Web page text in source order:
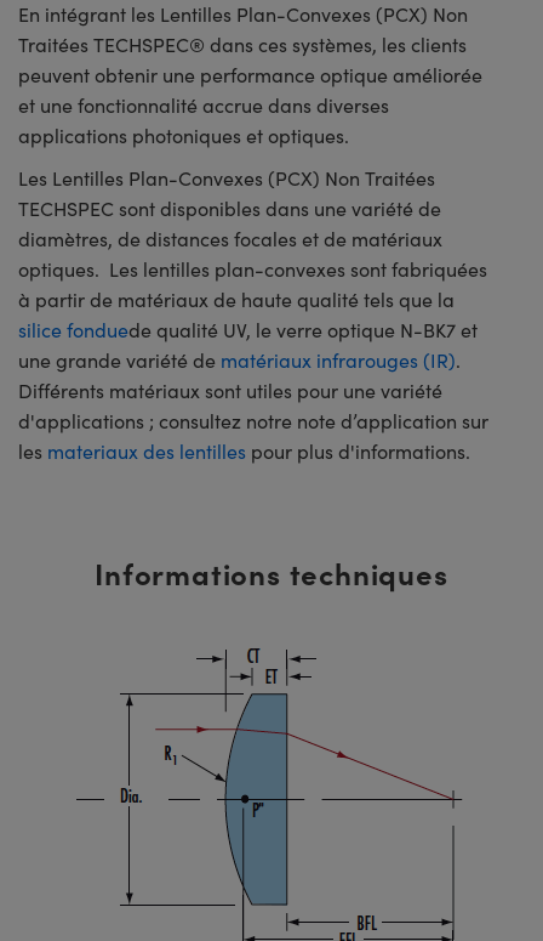
En intégrant les Lentilles Plan-Convexes (PCX) Non
Traitées TECHSPEC® dans ces systèmes, les clients
peuvent obtenir une performance optique améliorée
et une fonctionnalité accrue dans diverses
applications photoniques et optiques.
Les Lentilles Plan-Convexes (PCX) Non Traitées
TECHSPEC sont disponibles dans une variété de
diamètres, de distances focales et de matériaux
optiques. Les lentilles plan-convexes sont fabriquées
à partir de matériaux de haute qualité tels que la
silice fonduede qualité UV, le verre optique N-BK7 et
une grande variété de matériaux infrarouges (IR).
Différents matériaux sont utiles pour une variété
d'applications ; consultez notre note d’application sur
les materiaux des lentilles pour plus d'informations.
Informations techniques